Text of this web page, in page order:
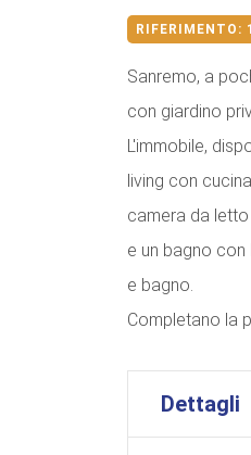
RIFERIMENTO:
Sanremo, a
con giardino
L'immobile,
living con
camera da
e un bagno
e bagno.
Completano la
Dettagli